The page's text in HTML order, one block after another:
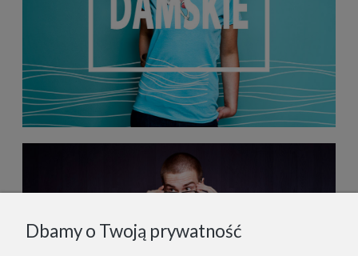
Dbamy o Twoją prywatność